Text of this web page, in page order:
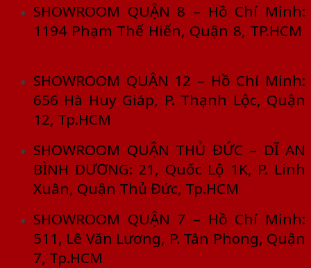
SHOWROOM QUẬN 8 – Hồ Chí Minh:
1194 Phạm Thế Hiển, Quận 8, TP.HCM
SHOWROOM QUẬN 12 – Hồ Chí Minh:
656 Hà Huy Giáp, P. Thạnh Lộc, Quận
12, Tp.HCM
SHOWROOM QUẬN THỦ ĐỨC – DĨ AN
BÌNH DƯƠNG: 21, Quốc Lộ 1K, P. Linh
Xuân, Quận Thủ Đức, Tp.HCM
SHOWROOM QUẬN 7 – Hồ Chí Minh:
511, Lê Văn Lương, P. Tân Phong, Quận
7, Tp.HCM